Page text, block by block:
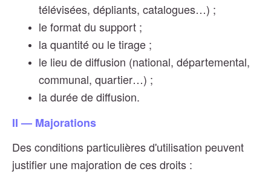
télévisées, dépliants, catalogues…) ;
le format du support ;
la quantité ou le tirage ;
le lieu de diffusion (national, départemental,
communal, quartier…) ;
la durée de diffusion.
II — Majorations
Des conditions particulières d'utilisation peuvent
justifier une majoration de ces droits :